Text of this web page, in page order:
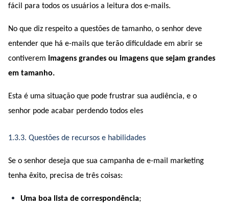
fácil para todos os usuários a leitura dos e-mails.
No que diz respeito a questões de tamanho, o senhor deve
entender que há e-mails que terão dificuldade em abrir se
contiverem imagens grandes ou imagens que sejam grandes
em tamanho.
Esta é uma situação que pode frustrar sua audiência, e o
senhor pode acabar perdendo todos eles
1.3.3. Questões de recursos e habilidades
Se o senhor deseja que sua campanha de e-mail marketing
tenha êxito, precisa de três coisas:
Uma boa lista de correspondência;